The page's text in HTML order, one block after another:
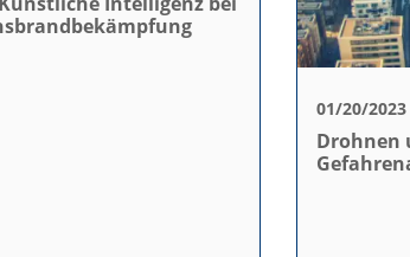
01/20/2023
Drohnen